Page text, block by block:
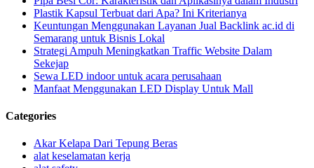
Plastik Kapsul Terbuat dari Apa? Ini Kriterianya
Keuntungan Menggunakan Layanan Jual Backlink ac.id di
Semarang untuk Bisnis Lokal
Strategi Ampuh Meningkatkan Traffic Website Dalam
Sekejap
Sewa LED indoor untuk acara perusahaan
Manfaat Menggunakan LED Display Untuk Mall
Categories
Akar Kelapa Dari Tepung Beras
alat keselamatan kerja